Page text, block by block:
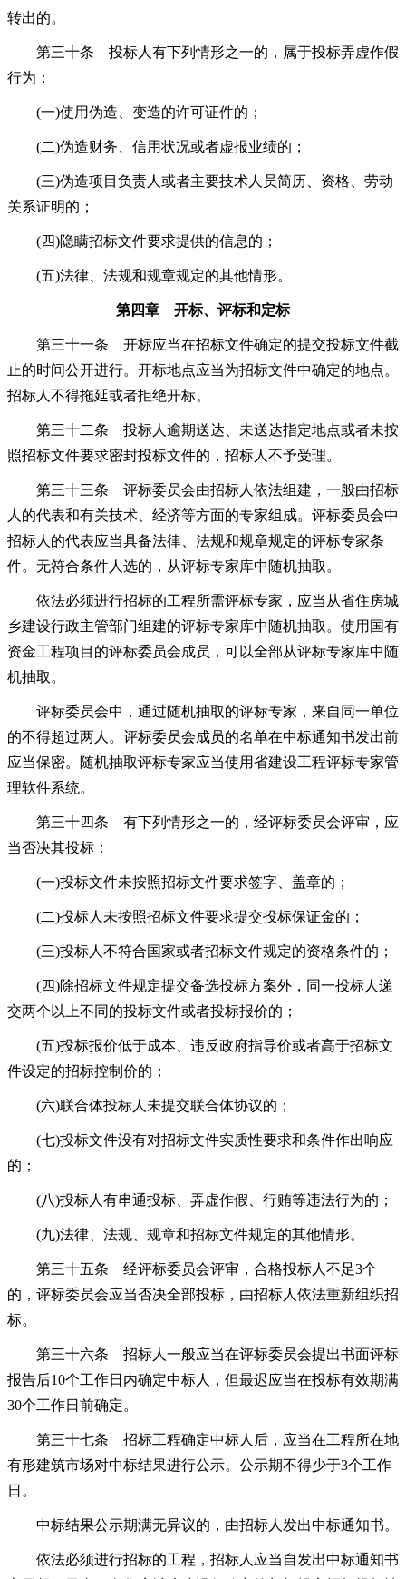
转出的。
第三十条 投标人有下列情形之一的，属于投标弄虚作假
行为：
(一)使用伪造、变造的许可证件的；
(二)伪造财务、信用状况或者虚报业绩的；
(三)伪造项目负责人或者主要技术人员简历、资格、劳动
关系证明的；
(四)隐瞒招标文件要求提供的信息的；
(五)法律、法规和规章规定的其他情形。
第四章 开标、评标和定标
第三十一条 开标应当在招标文件确定的提交投标文件截
止的时间公开进行。开标地点应当为招标文件中确定的地点。
招标人不得拖延或者拒绝开标。
第三十二条 投标人逾期送达、未送达指定地点或者未按
照招标文件要求密封投标文件的，招标人不予受理。
第三十三条 评标委员会由招标人依法组建，一般由招标
人的代表和有关技术、经济等方面的专家组成。评标委员会中
招标人的代表应当具备法律、法规和规章规定的评标专家条
件。无符合条件人选的，从评标专家库中随机抽取。
依法必须进行招标的工程所需评标专家，应当从省住房城
乡建设行政主管部门组建的评标专家库中随机抽取。使用国有
资金工程项目的评标委员会成员，可以全部从评标专家库中随
机抽取。
评标委员会中，通过随机抽取的评标专家，来自同一单位
的不得超过两人。评标委员会成员的名单在中标通知书发出前
应当保密。随机抽取评标专家应当使用省建设工程评标专家管
理软件系统。
第三十四条 有下列情形之一的，经评标委员会评审，应
当否决其投标：
(一)投标文件未按照招标文件要求签字、盖章的；
(二)投标人未按照招标文件要求提交投标保证金的；
(三)投标人不符合国家或者招标文件规定的资格条件的；
(四)除招标文件规定提交备选投标方案外，同一投标人递
交两个以上不同的投标文件或者投标报价的；
(五)投标报价低于成本、违反政府指导价或者高于招标文
件设定的招标控制价的；
(六)联合体投标人未提交联合体协议的；
(七)投标文件没有对招标文件实质性要求和条件作出响应
的；
(八)投标人有串通投标、弄虚作假、行贿等违法行为的；
(九)法律、法规、规章和招标文件规定的其他情形。
第三十五条 经评标委员会评审，合格投标人不足3个
的，评标委员会应当否决全部投标，由招标人依法重新组织招
标。
第三十六条 招标人一般应当在评标委员会提出书面评标
报告后10个工作日内确定中标人，但最迟应当在投标有效期满
30个工作日前确定。
第三十七条 招标工程确定中标人后，应当在工程所在地
有形建筑市场对中标结果进行公示。公示期不得少于3个工作
日。
中标结果公示期满无异议的，由招标人发出中标通知书。
依法必须进行招标的工程，招标人应当自发出中标通知书